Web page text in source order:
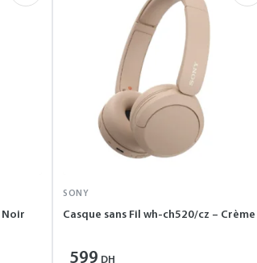
Noir
SONY
Casque sans Fil wh-ch520/cz – Crème
599 DH